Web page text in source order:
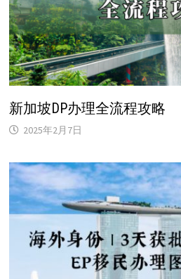
新加坡DP办理全流程攻略
2025年2月7日